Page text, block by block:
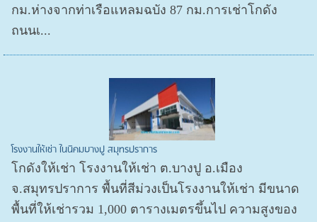
กม.ห่างจากท่าเรือแหลมฉบัง 87 กม.การเช่าโกดัง
ถนนเ...
โรงงานให้เช่า ในนิคมบางปู สมุทรปราการ
โกดังให้เช่า โรงงานให้เช่า ต.บางปู อ.เมือง
จ.สมุทรปราการ พื้นที่สีม่วงเป็นโรงงานให้เช่า มีขนาด
พื้นที่ให้เช่ารวม 1,000 ตารางเมตรขึ้นไป ความสูงของ